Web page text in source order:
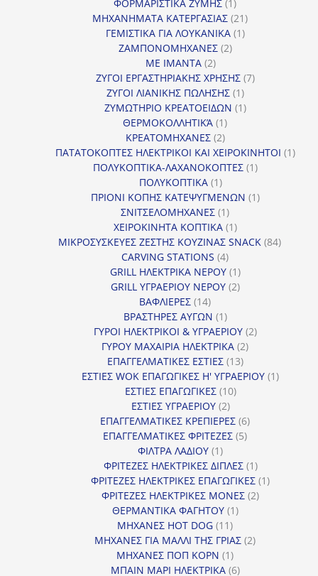
ΦΟΡΜΑΡΙΣΤΙΚΑ ΖΥΜΗΣ 1
προϊόν
ΜΗΧΑΝΗΜΑΤΑ ΚΑΤΕΡΓΑΣΙΑΣ 2121
προϊόντα
ΓΕΜΙΣΤΙΚΑ ΓΙΑ ΛΟΥΚΑΝΙΚΑ 11
ΖΑΜΠΟΝΟΜΗΧΑΝΕΣ 22
ΜΕ ΙΜΑΝΤΑ 22
προϊόντα
ΖΥΓΟΙ ΕΡΓΑΣΤΗΡΙΑΚΗΣ ΧΡΗΣΗΣ 77
ΖΥΓΟΙ ΛΙΑΝΙΚΗΣ ΠΩΛΗΣΗΣ 11
προϊόν
ΖΥΜΩΤΗΡΙΟ ΚΡΕΑΤΟΕΙΔΩΝ 11
ΘΕΡΜΟΚΟΛΛΗΤΙΚΆ 11
προϊόν
ΚΡΕΑΤΟΜΗΧΑΝΕΣ 22
προϊόντα
ΠΑΤΑΤΟΚΟΠΤΕΣ ΗΛΕΚΤΡΙΚΟΙ ΚΑΙ ΧΕΙΡΟΚΙΝΗΤΟΙ 11
ΠΟΛΥΚΟΠΤΙΚΑ-ΛΑΧΑΝΟΚΟΠΤΕΣ 11
ΠΟΛΥΚΟΠΤΙΚΑ 11
προϊόν
ΠΡΙΟΝΙ ΚΟΠΗΣ ΚΑΤΕΨΥΓΜΕΝΩΝ 11
ΣΝΙΤΣΕΛΟΜΗΧΑΝΕΣ 11
προϊόν
ΧΕΙΡΟΚΙΝΗΤΑ ΚΟΠΤΙΚΑ 11
προϊόν
ΜΙΚΡΟΣΥΣΚΕΥΕΣ ΖΕΣΤΗΣ ΚΟΥΖΙΝΑΣ SNACK 8484
CARVING STATIONS 44
προϊόντα
GRILL ΗΛΕΚΤΡΙΚΑ ΝΕΡΟΥ 11
προϊόν
GRILL ΥΓΡΑΕΡΙΟΥ ΝΕΡΟΥ 22
ΒΑΦΛΙΕΡΕΣ 1414
προϊόντα
ΒΡΑΣΤΗΡΕΣ ΑΥΓΩΝ 11
προϊόν
ΓΥΡΟΙ ΗΛΕΚΤΡΙΚΟΙ & ΥΓΡΑΕΡΙΟΥ 22
ΓΥΡΟΥ ΜΑΧΑΙΡΙΑ ΗΛΕΚΤΡΙΚΑ 22
ΕΠΑΓΓΕΛΜΑΤΙΚΕΣ ΕΣΤΙΕΣ 1313
προϊόντα
ΕΣΤΙΕΣ WOK ΕΠΑΓΩΓΙΚΕΣ Η' ΥΓΡΑΕΡΙΟΥ 11
ΕΣΤΙΕΣ ΕΠΑΓΩΓΙΚΕΣ 1010
ΕΣΤΙΕΣ ΥΓΡΑΕΡΙΟΥ 22
προϊόντα
ΕΠΑΓΓΕΛΜΑΤΙΚΕΣ ΚΡΕΠΙΕΡΕΣ 66
προϊόντα
ΕΠΑΓΓΕΛΜΑΤΙΚΕΣ ΦΡΙΤΕΖΕΣ 55
ΦΙΛΤΡΑ ΛΑΔΙΟΥ 11
προϊόν
ΦΡΙΤΕΖΕΣ ΗΛΕΚΤΡΙΚΕΣ ΔΙΠΛΕΣ 11
προϊόν
ΦΡΙΤΕΖΕΣ ΗΛΕΚΤΡΙΚΕΣ ΕΠΑΓΩΓΙΚΕΣ 11
ΦΡΙΤΕΖΕΣ ΗΛΕΚΤΡΙΚΕΣ ΜΟΝΕΣ 22
ΘΕΡΜΑΝΤΙΚΑ ΦΑΓΗΤΟΥ 11
ΜΗΧΑΝΕΣ HOT DOG 1111
προϊόντα
ΜΗΧΑΝΕΣ ΓΙΑ ΜΑΛΛΙ ΤΗΣ ΓΡΙΑΣ 22
ΜΗΧΑΝΕΣ ΠΟΠ ΚΟΡΝ 11
προϊόν
ΜΠΑΙΝ ΜΑΡΙ ΗΛΕΚΤΡΙΚΑ 66